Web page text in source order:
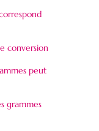
conversion
peut
grammes